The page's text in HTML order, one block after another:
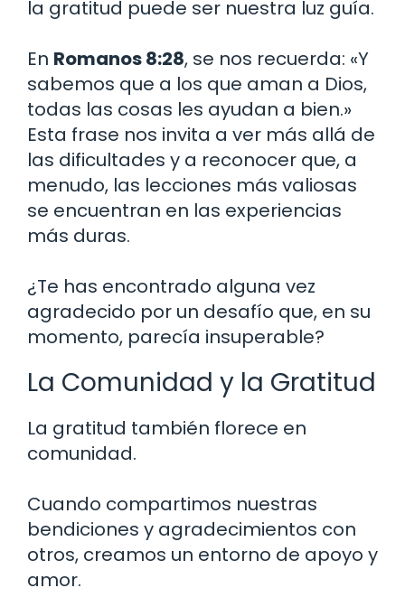
la gratitud puede ser nuestra luz guía.
En Romanos 8:28, se nos recuerda: «Y
sabemos que a los que aman a Dios,
todas las cosas les ayudan a bien.»
Esta frase nos invita a ver más allá de
las dificultades y a reconocer que, a
menudo, las lecciones más valiosas
se encuentran en las experiencias
más duras.
¿Te has encontrado alguna vez
agradecido por un desafío que, en su
momento, parecía insuperable?
La Comunidad y la Gratitud
La gratitud también florece en
comunidad.
Cuando compartimos nuestras
bendiciones y agradecimientos con
otros, creamos un entorno de apoyo y
amor.